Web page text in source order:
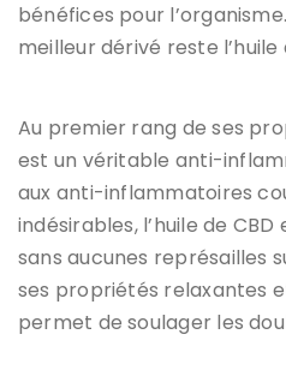
bénéfices pour
meilleur dérivé reste l’huile
Au premier rang de ses
est un véritable anti-
aux anti-inflammatoires
indésirables, l’huile de
sans aucunes représailles
ses propriétés relaxantes
permet de soulager les